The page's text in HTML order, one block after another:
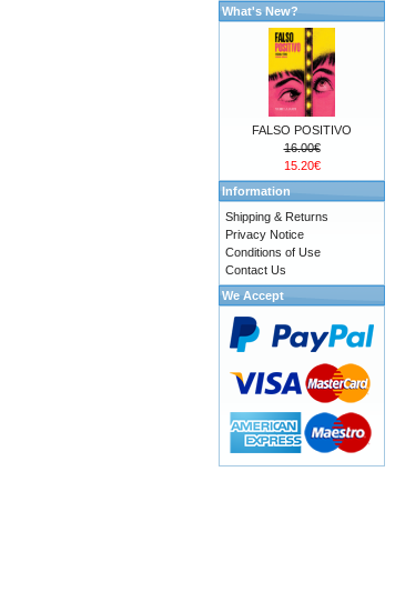
What's New?
FALSO POSITIVO
16.00€
15.20€
Information
Shipping & Returns
Privacy Notice
Conditions of Use
Contact Us
We Accept